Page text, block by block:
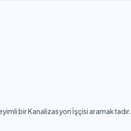
bir Kanalizasyon İşçisi aramaktadır.